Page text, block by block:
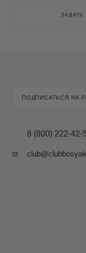
ЗАДАТЬ
ПОДПИСАТЬСЯ НА
8 (800) 222-42-